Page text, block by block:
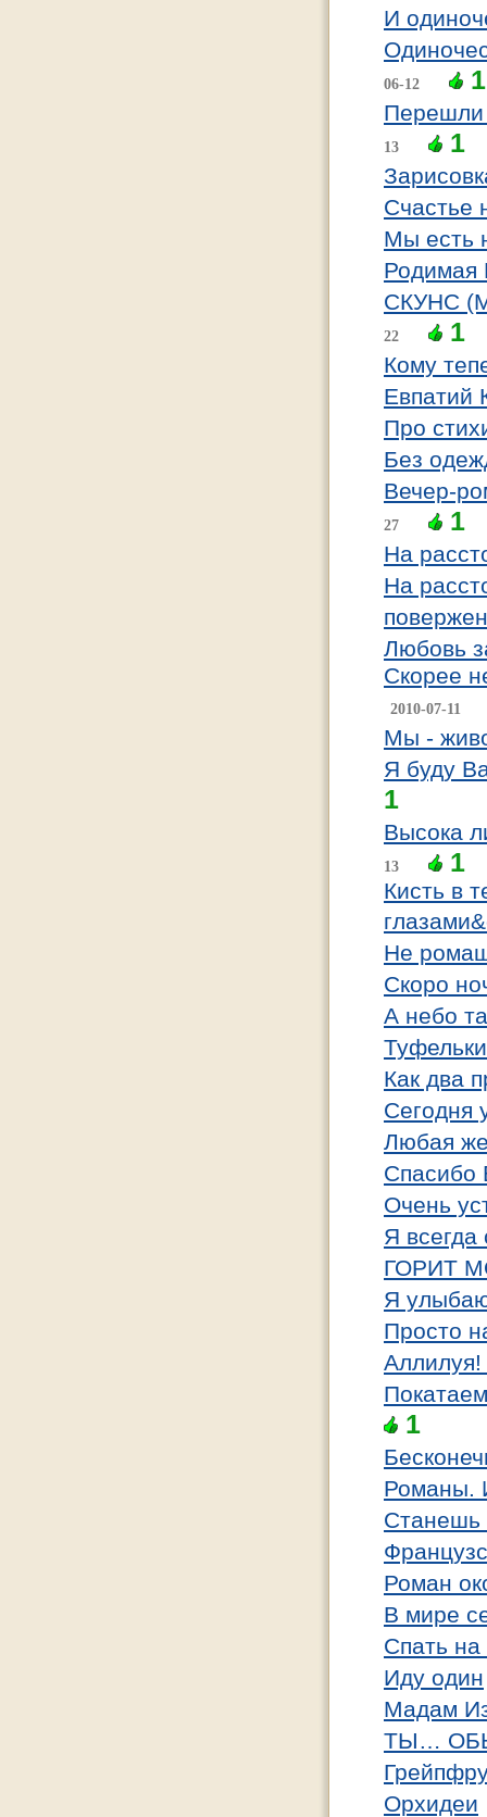
И
06-12 1
Перешли
13 1
Счастье
Мы есть
Родимая
СКУНС
22 1
Кому
Евпатий
Про
Без
Вечер-
27 1
На
На
Любовь
Скорее
2010-07-11
Мы -
Я буду
1
Высока
13 1
Кисть в
Не
Скоро
А небо
Как два
Сегодня
Любая
Очень
Я
ГОРИТ
Я
Просто
1
Романы.
Роман
В мире
Спать на
Иду один
Мадам
ТЫ…
Орхидеи